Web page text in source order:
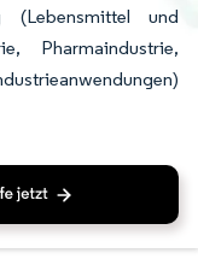
(Lebensmittel und
Pharmaindustrie,